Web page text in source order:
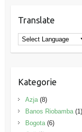
Translate
Kategorie
Azja(8)
Banos Riobamba(1)
Bogota(6)